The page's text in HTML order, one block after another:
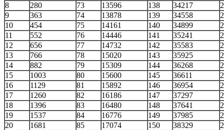
8
280 73 13596 138 34217
9
363 74 13878 139 34558
10
454 75 14161 140 34899
11
552 76 14446 141 35241
12
656 77 14732 142 35583
13
766 78 15020 143 35925
14
882 79 15309 144 36268
15
1003 80 15600 145 36611
16
1129 81 15892 146 36954
17
1260 82 16186 147 37297
18
1396 83 16480 148 37641
19
1537 84 16776 149 37985
20
1681 85 17074 150 38329